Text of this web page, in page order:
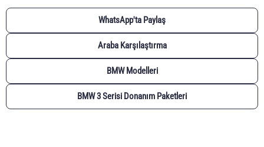
WhatsApp'ta Paylaş
Araba Karşılaştırma
BMW Modelleri
BMW 3 Serisi Donanım Paketleri